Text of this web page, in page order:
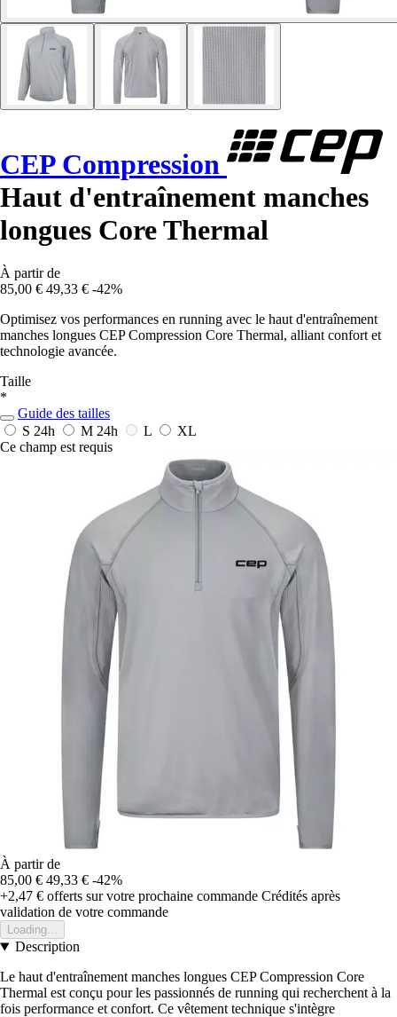
CEP Compression
Haut d'entraînement manches
longues Core Thermal
À partir de
85,00 € 49,33 € -42%
Optimisez vos performances en running avec le haut d'entraînement
manches longues CEP Compression Core Thermal, alliant confort et
technologie avancée.
Taille
*
Guide des tailles
S 24h M 24h L
XL
Ce champ est requis
À partir de
85,00 € 49,33 € -42%
+2,47 € offerts sur votre prochaine commande Crédités après
validation de votre commande
Loading...
Description
Le haut d'entraînement manches longues CEP Compression Core
Thermal est conçu pour les passionnés de running qui recherchent à la
fois performance et confort. Ce vêtement technique s'intègre